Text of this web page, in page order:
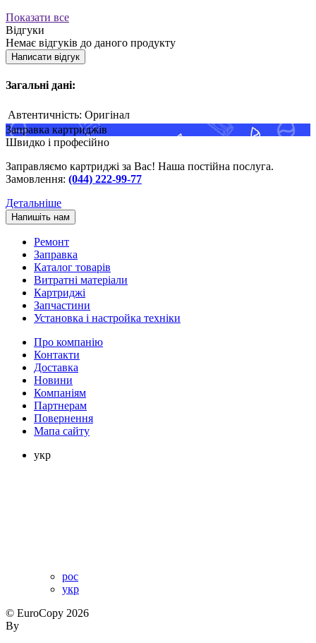
Показати все
Відгуки
Немає відгуків до даного продукту
Написати відгук
Загальні дані:
Автентичність: Оригінал
Заправка картриджів
Швидко і професійно
Заправляємо картриджі за Вас! Наша постійна послуга.
Замовлення: (044) 222-99-77
Детальніше
Напишіть нам
Ремонт
Заправка
Каталог товарів
Витратні матеріали
Картриджі
Запчастини
Установка і настройка техніки
Про компанію
Контакти
Доставка
Новини
Компаніям
Партнерам
Повернення
Мапа сайту
укр
рос
укр
© EuroCopy 2026
By